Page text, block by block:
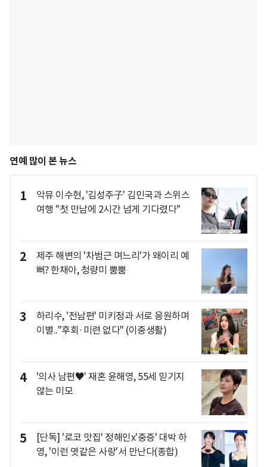
연예 많이 본 뉴스
1
악뮤 이수현, '김성주子' 김민국과 스위스
여행 "첫 만남에 2시간 넘게 기다렸다"
2
제주 해변의 '차범근 며느리'가 왜이리 예
뻐? 한채아, 청량미 뿜뿜
3
하리수, '전남편' 미키정과 서로 응원하며
이별.."후회·미련 없다" (이중생활)
4
'의사 남편♥' 재혼 윤해영, 55세 믿기지
않는 미모
5
[단독] '로코 맛집' 정해인x'중증' 대박 하
영, '이런 엿같은 사랑'서 만난다(종합)